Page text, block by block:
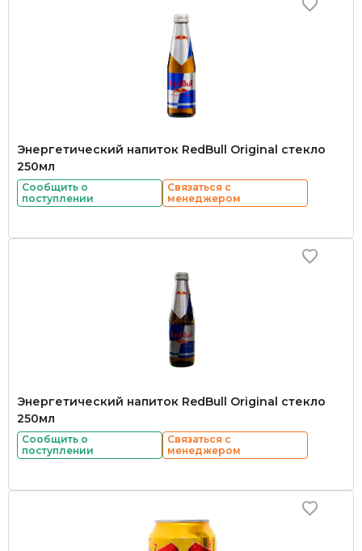
Энергетический напиток RedBull Original стекло
250мл
Сообщить о
поступлении
Связаться с
менеджером
Энергетический напиток RedBull Original стекло
250мл
Сообщить о
поступлении
Связаться с
менеджером